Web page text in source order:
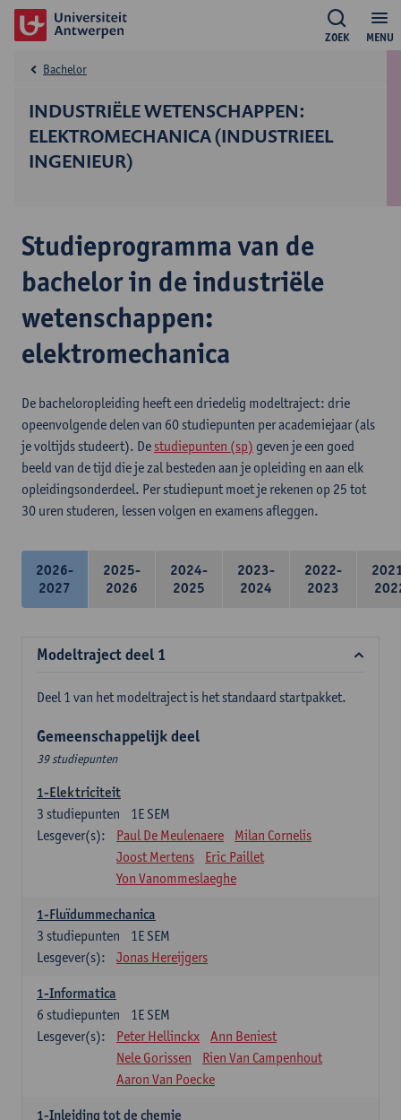
MENU
ZOEK
INDUSTRIËLE WETENSCHAPPEN:
ELEKTROMECHANICA (INDUSTRIEEL
INGENIEUR)
Bachelor
Studieprogramma van de
bachelor in de industriële
wetenschappen:
elektromechanica
De bacheloropleiding heeft een driedelig modeltraject: drie
opeenvolgende delen van 60 studiepunten per academiejaar (als
je voltijds studeert). De studiepunten (sp) geven je een goed
beeld van de tijd die je zal besteden aan je opleiding en aan elk
opleidingsonderdeel. Per studiepunt moet je rekenen op 25 tot
30 uren studeren, lessen volgen en examens afleggen.
2026-
2027
2025-
2026
2024-
2025
2023-
2024
2022-
2023
Modeltraject deel 1
Deel 1 van het modeltraject is het standaard startpakket.
Gemeenschappelijk deel
39 studiepunten
1-Elektriciteit
1E SEM
3 studiepunten
Lesgever(s):
Paul De Meulenaere
Milan Cornelis
Joost Mertens
Eric Paillet
Yon Vanommeslaeghe
1-Fluïdummechanica
1E SEM
3 studiepunten
Lesgever(s):
Jonas Hereijgers
1-Informatica
1E SEM
6 studiepunten
Lesgever(s):
Peter Hellinckx
Ann Beniest
Nele Gorissen
Rien Van Campenhout
Aaron Van Poecke
1-Inleiding tot de chemie